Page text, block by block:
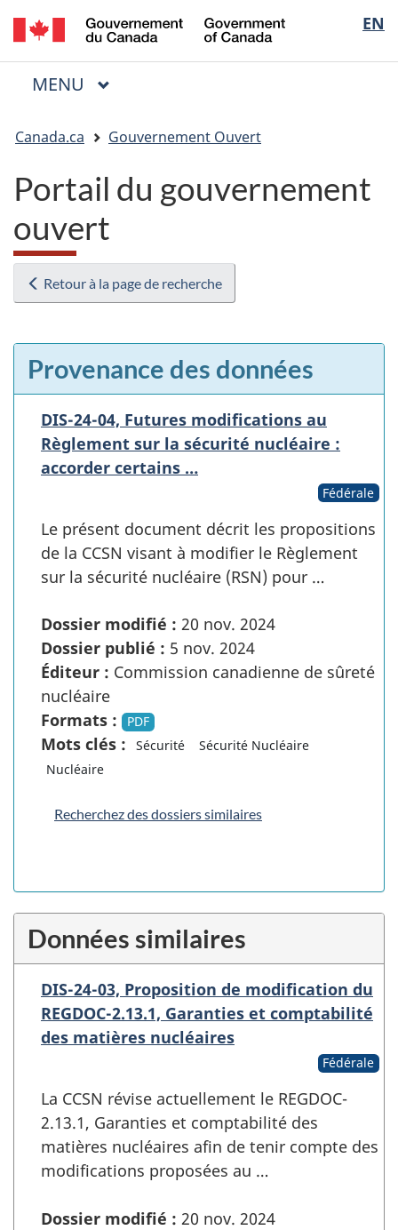
Passer
au
contenu
Passer
à
« Au
Passer
à
la
EN
of
Menu
MENU PRINCIPAL
êtes
ici
Canada.ca Gouvernement Ouvert
Portail du gouvernement
ouvert
Retour à la page de recherche
Provenance des données
DIS-24-04, Futures modifications au
Règlement sur la sécurité nucléaire :
accorder certains …
Fédérale
Le présent document décrit les propositions
de la CCSN visant à modifier le Règlement
sur la sécurité nucléaire (RSN) pour …
Dossier modifié : 20 nov. 2024
Dossier publié : 5 nov. 2024
Éditeur : Commission canadienne de sûreté
nucléaire
Formats :
PDF
Mots clés : Sécurité
Sécurité Nucléaire
Nucléaire
Recherchez des dossiers similaires
Données similaires
DIS-24-03, Proposition de modification du
REGDOC-2.13.1, Garanties et comptabilité
des matières nucléaires
Fédérale
La CCSN révise actuellement le REGDOC-
2.13.1, Garanties et comptabilité des
matières nucléaires afin de tenir compte des
modifications proposées au …
Dossier modifié : 20 nov. 2024